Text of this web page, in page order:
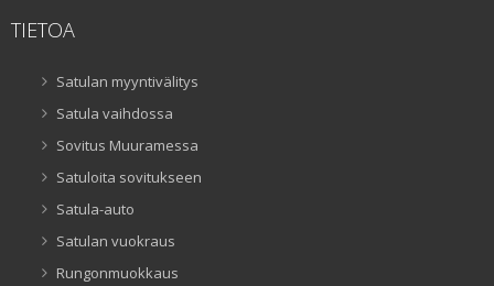
TIETOA
Satulan myyntivälitys
Satula vaihdossa
Sovitus Muuramessa
Satuloita sovitukseen
Satula-auto
Satulan vuokraus
Rungonmuokkaus